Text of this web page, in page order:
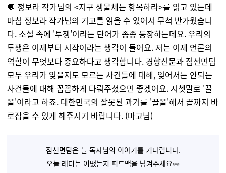
💬 정보라 작가님의 <지구 생물체는 항복하라>를 읽고 있는데
마침 정보라 작가님의 기고를 읽을 수 있어서 무척 반가웠습니
다. 소설 속에 '투쟁'이라는 단어가 종종 등장하는데요. 우리의
투쟁은 이제부터 시작이라는 생각이 들어요. 저는 이제 언론의
역할이 무엇보다 중요하다고 생각합니다. 경향신문과 점선면팀
모두 우리가 잊을지도 모르는 사건들에 대해, 잊어서는 안되는
사건들에 대해 꼼꼼하게 다뤄주셨으면 좋겠어요. 시쳇말로 '끌
올'이라고 하죠. 대한민국의 잘못된 과거를 '끌올'해서 끝까지 바
로잡을 수 있게 해주시기 바랍니다. (마고님)
점선면팀은 늘 독자님의 이야기를 기다립니다.
오늘 레터는 어땠는지 피드백을 남겨주세요👀